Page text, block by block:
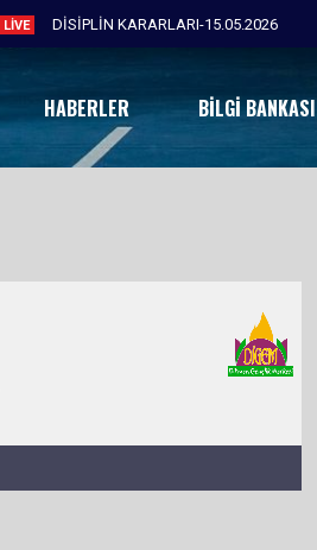
LIVE DİSİPLİN KARARLARI-15.05.2026
HABERLER BILGI BANKASI